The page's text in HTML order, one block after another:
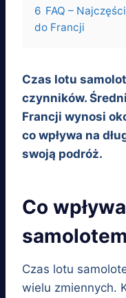
6 FAQ –
do Francji
Czas lotu
czynników.
Francji wynosi
co wpływa na
swoją podróż.
Co
Czas lotu
wielu zmiennych.